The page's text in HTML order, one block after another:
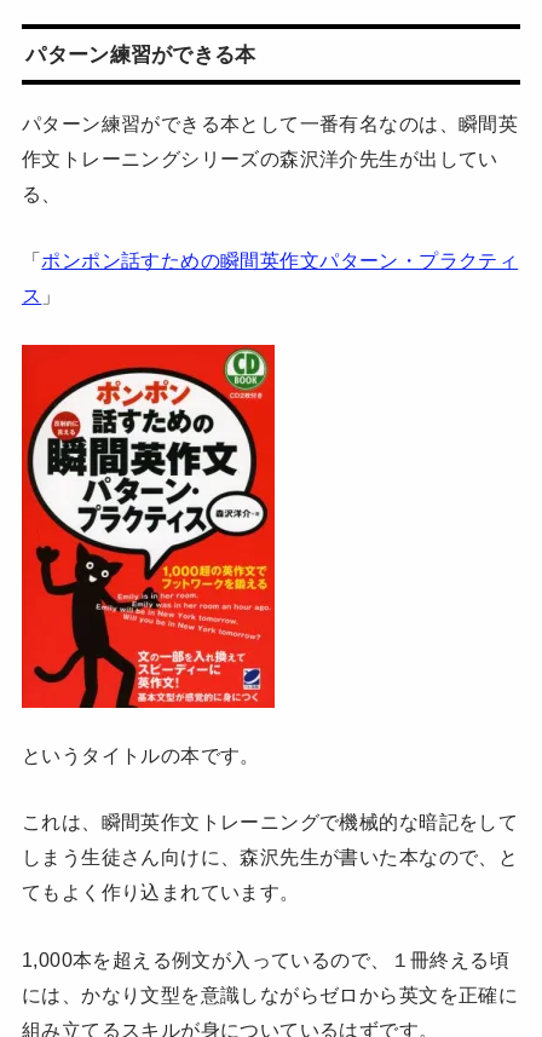
パターン練習ができる本
パターン練習ができる本として一番有名なのは、瞬間英
作文トレーニングシリーズの森沢洋介先生が出してい
る、
「ポンポン話すための瞬間英作文パターン・プラクティ
ス 」
というタイトルの本です。
これは、瞬間英作文トレーニングで機械的な暗記をして
しまう生徒さん向けに、森沢先生が書いた本なので、と
てもよく作り込まれています。
1,000本を超える例文が入っているので、１冊終える頃
には、かなり文型を意識しながらゼロから英文を正確に
組み立てるスキルが身についているはずです。